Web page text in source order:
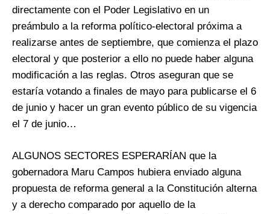
directamente con el Poder Legislativo en un
preámbulo a la reforma político-electoral próxima a
realizarse antes de septiembre, que comienza el plazo
electoral y que posterior a ello no puede haber alguna
modificación a las reglas. Otros aseguran que se
estaría votando a finales de mayo para publicarse el 6
de junio y hacer un gran evento público de su vigencia
el 7 de junio…
ALGUNOS SECTORES ESPERARÍAN que la
gobernadora Maru Campos hubiera enviado alguna
propuesta de reforma general a la Constitución alterna
y a derecho comparado por aquello de la